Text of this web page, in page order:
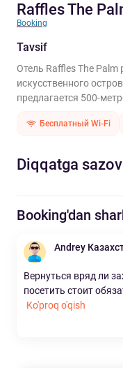
Raffles The
Booking
Tavsif
Отель Raffles The
искусственного
предлагается 500-
Бесплатный Wi-Fi
Diqqatga
Booking'dan
Andrey
Вернуться вряд ли
посетить стоит
Ko'proq o'qish